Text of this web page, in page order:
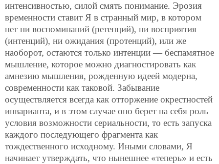
интенсивностью, силой смять понимание. Эрозия
временности ставит Я в странный мир, в котором
нет ни воспоминаний (ретенций), ни восприятия
(интенций), ни ожидания (протенций), или же
наоборот, остаются только интенции — беспамятное
мышление, которое можно диагностировать как
амнезию мышления, рожденную идеей модерна,
современности как таковой. Забывание
осуществляется всегда как отторжение окрестностей
инварианта, и в этом случае оно берет на себя роль
условия возможности сериальности, то есть запуска
каждого последующего фрагмента как
тождественного исходному. Иными словами, Я
начинает утверждать, что нынешнее «теперь» и есть